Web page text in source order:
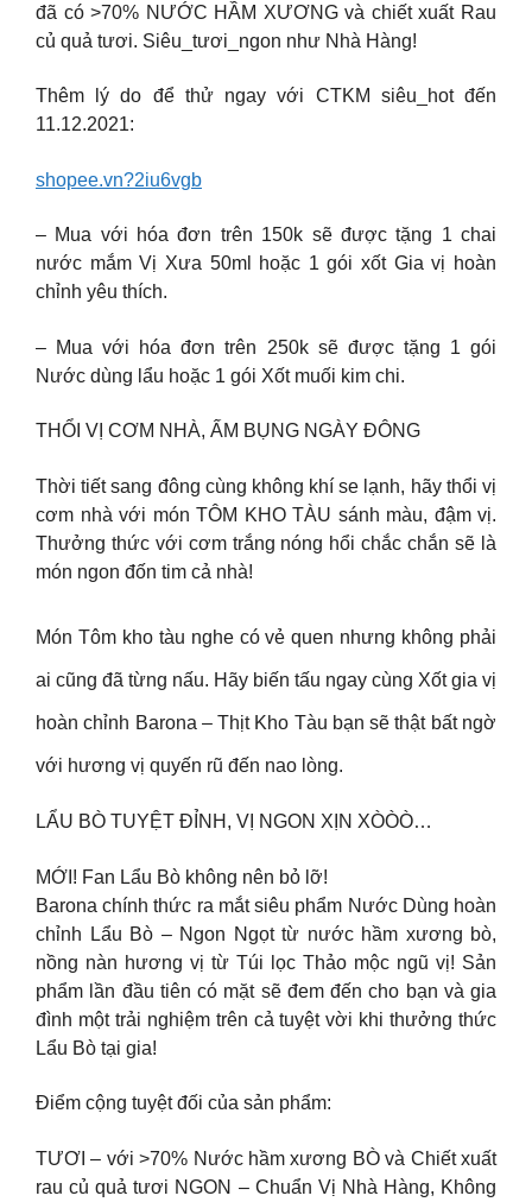
đã có >70% NƯỚC HẦM XƯƠNG và chiết xuất Rau
củ quả tươi. Siêu_tươi_ngon như Nhà Hàng!
Thêm lý do để thử ngay với CTKM siêu_hot đến
11.12.2021:
shopee.vn?2iu6vgb
– Mua với hóa đơn trên 150k sẽ được tặng 1 chai
nước mắm Vị Xưa 50ml hoặc 1 gói xốt Gia vị hoàn
chỉnh yêu thích.
– Mua với hóa đơn trên 250k sẽ được tặng 1 gói
Nước dùng lẩu hoặc 1 gói Xốt muối kim chi.
THỔI VỊ CƠM NHÀ, ẤM BỤNG NGÀY ĐÔNG
Thời tiết sang đông cùng không khí se lạnh, hãy thổi vị
cơm nhà với món TÔM KHO TÀU sánh màu, đậm vị.
Thưởng thức với cơm trắng nóng hổi chắc chắn sẽ là
món ngon đốn tim cả nhà!
Món Tôm kho tàu nghe có vẻ quen nhưng không phải
ai cũng đã từng nấu. Hãy biến tấu ngay cùng Xốt gia vị
hoàn chỉnh Barona – Thịt Kho Tàu bạn sẽ thật bất ngờ
với hương vị quyến rũ đến nao lòng.
LẨU BÒ TUYỆT ĐỈNH, VỊ NGON XỊN XÒÒÒ…
MỚI! Fan Lẩu Bò không nên bỏ lỡ!
Barona chính thức ra mắt siêu phẩm Nước Dùng hoàn
chỉnh Lẩu Bò – Ngon Ngọt từ nước hầm xương bò,
nồng nàn hương vị từ Túi lọc Thảo mộc ngũ vị! Sản
phẩm lần đầu tiên có mặt sẽ đem đến cho bạn và gia
đình một trải nghiệm trên cả tuyệt vời khi thưởng thức
Lẩu Bò tại gia!
Điểm cộng tuyệt đối của sản phẩm:
TƯƠI – với >70% Nước hầm xương BÒ và Chiết xuất
rau củ quả tươi NGON – Chuẩn Vị Nhà Hàng, Không